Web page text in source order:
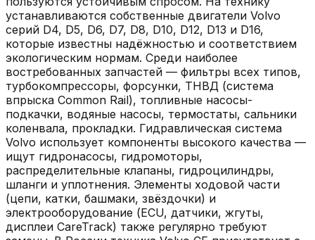
устанавливаются собственные двигатели Volvo
серий D4, D5, D6, D7, D8, D10, D12, D13 и D16,
которые известны надёжностью и соответствием
экологическим нормам. Среди наиболее
востребованных запчастей — фильтры всех типов,
турбокомпрессоры, форсунки, ТНВД (система
впрыска Common Rail), топливные насосы-
подкачки, водяные насосы, термостаты, сальники
коленвала, прокладки. Гидравлическая система
Volvo использует компоненты высокого качества —
ищут гидронасосы, гидромоторы,
распределительные клапаны, гидроцилиндры,
шланги и уплотнения. Элементы ходовой части
(цепи, катки, башмаки, звёздочки) и
электрооборудование (ECU, датчики, жгуты,
дисплеи CareTrack) также регулярно требуют